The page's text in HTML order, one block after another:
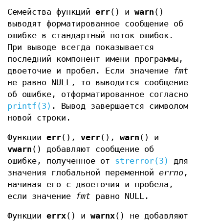
Семейства функций err() и warn ()
выводят форматированное сообщение об
ошибке в стандартный поток ошибок.
При выводе всегда показывается
последний компонент имени программы,
двоеточие и пробел. Если значение
fmt
не равно NULL, то выводится сообщение
об ошибке, отформатированное согласно
printf(3) . Вывод завершается символом
новой строки.
Функции err(), verr(), warn () и
vwarn () добавляют сообщение об
ошибке, полученное от strerror(3)
для
значения глобальной переменной errno ,
начиная его с двоеточия и пробела,
если значение
fmt равно NULL.
Функции errx() и warnx() не добавляют